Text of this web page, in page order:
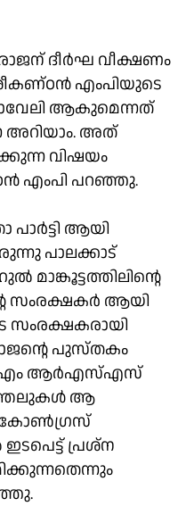
ദീര്‍ഘ വീക്ഷണം
എംപിയുടെ
ആകുമെന്നത്
അറിയാം. അത്
വിഷയം
എംപി പറഞ്ഞു.
പാര്‍ട്ടി ആയി
പാലക്കാട്
സംരക്ഷകര്‍ ആയി
സംരക്ഷകരായി
പുസ്തകം
ആര്‍എസ്എസ്
ആ
കോണ്‍ഗ്രസ്
പ്രശ്‌ന